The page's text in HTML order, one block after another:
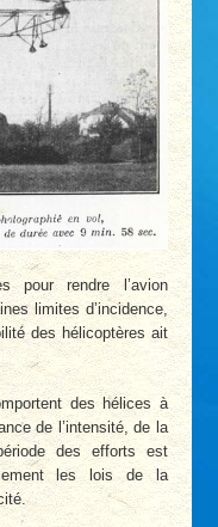
pour rendre l’avion
limites d’incidence,
des hélicoptères ait
des hélices à
de l’intensité, de la
des efforts est
les lois de la